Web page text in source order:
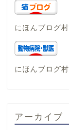
にほんブログ村
にほんブログ村
アーカイブ